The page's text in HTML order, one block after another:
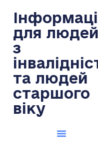
для людей
з
та людей
старшого
віку